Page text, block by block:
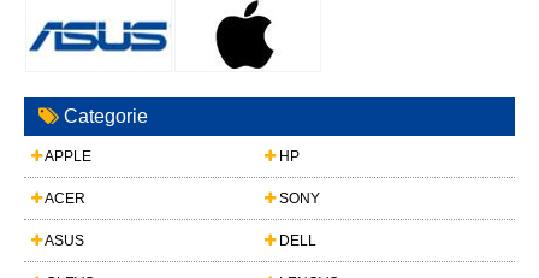
Categorie
APPLE HP
ACER SONY
ASUS DELL